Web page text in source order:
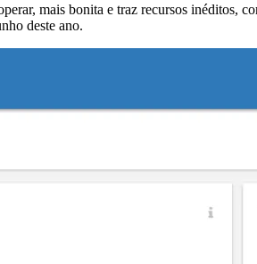
mais bonita e traz recursos inéditos,
deste ano.